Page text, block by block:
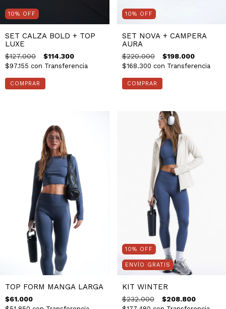
10% OFF
SET CALZA BOLD + TOP
LUXE
$127.000 $114.300
$97.155 con Transferencia
10% OFF
SET NOVA + CAMPERA
AURA
$220.000 $198.000
$168.300 con Transferencia
TOP FORM MANGA LARGA
$61.000
10% OFF
ENVÍO GRATIS
KIT WINTER
$232.000 $208.800